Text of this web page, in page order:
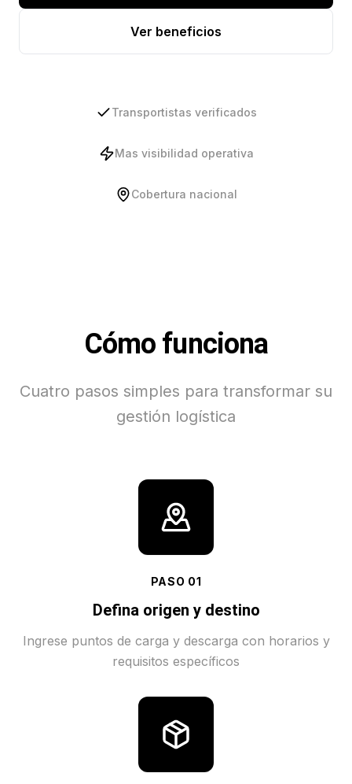
Ver beneficios
Transportistas verificados
Mas visibilidad operativa
Cobertura nacional
Cómo funciona
Cuatro pasos simples para transformar su
gestión logística
PASO 01
Defina origen y destino
Ingrese puntos de carga y descarga con horarios y
requisitos específicos